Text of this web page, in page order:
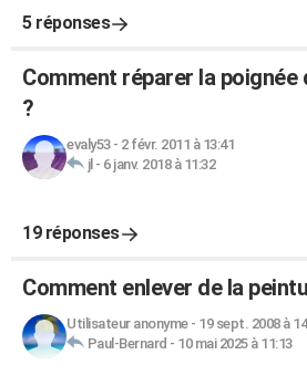
5 réponses
Comment réparer la poignée
?
evaly53- 2 févr. 2011 à 13:41
jl - 6 janv. 2018 à 11:32
19 réponses
Comment enlever de la
Utilisateur anonyme- 19 sept. 2008 à
Paul-Bernard - 10 mai 2025 à 11:13